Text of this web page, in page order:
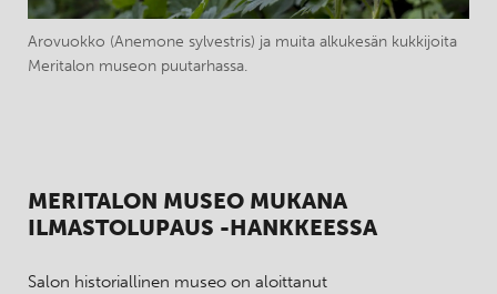
Arovuokko (Anemone sylvestris) ja muita alkukesän kukkijoita
Meritalon museon puutarhassa.
MERITALON MUSEO MUKANA
ILMASTOLUPAUS -HANKKEESSA
Salon historiallinen museo on aloittanut